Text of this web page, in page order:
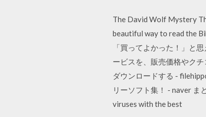
The David Wolf Mystery
beautiful way to read the
「買ってよかった！」と
ービスを、販売価格やク
ダウンロードする -
リーソフト集！ - naver ま
viruses with the best